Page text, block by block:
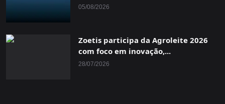
05/08/2026
Zoetis participa da Agroleite 2026
com foco em inovação,...
28/07/2026